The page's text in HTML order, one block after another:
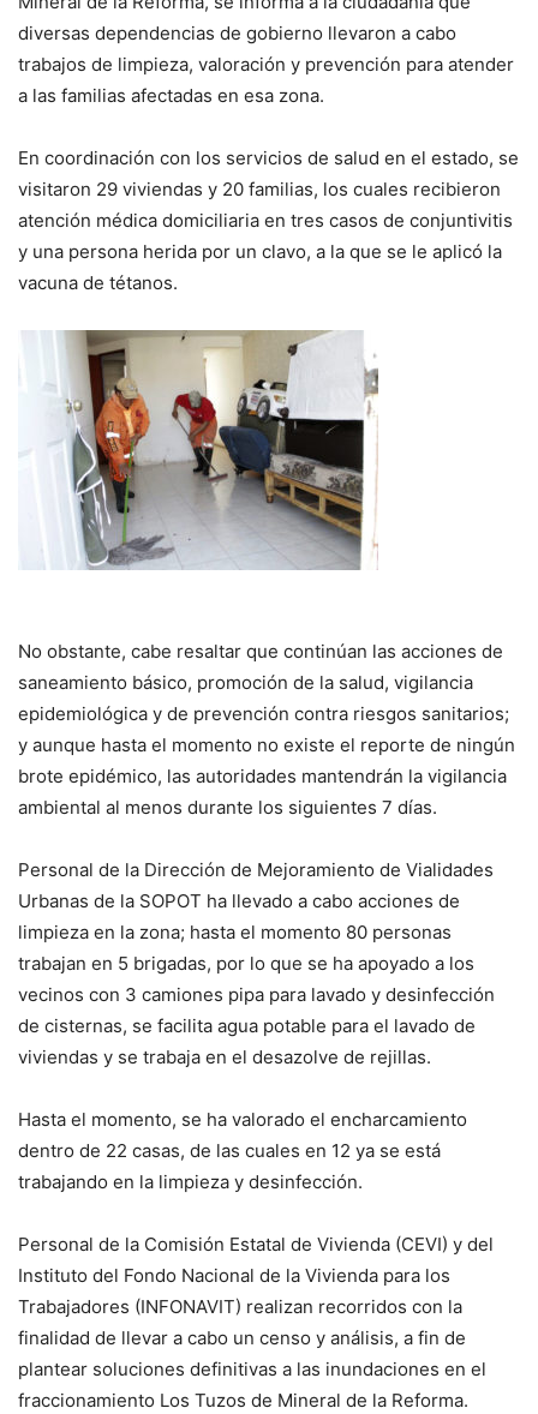
diversas dependencias de gobierno llevaron a cabo
trabajos de limpieza, valoración y prevención para atender
a las familias afectadas en esa zona.
En coordinación con los servicios de salud en el estado, se
visitaron 29 viviendas y 20 familias, los cuales recibieron
atención médica domiciliaria en tres casos de conjuntivitis
y una persona herida por un clavo, a la que se le aplicó la
vacuna de tétanos.
No obstante, cabe resaltar que continúan las acciones de
saneamiento básico, promoción de la salud, vigilancia
epidemiológica y de prevención contra riesgos sanitarios;
y aunque hasta el momento no existe el reporte de ningún
brote epidémico, las autoridades mantendrán la vigilancia
ambiental al menos durante los siguientes 7 días.
Personal de la Dirección de Mejoramiento de Vialidades
Urbanas de la SOPOT ha llevado a cabo acciones de
limpieza en la zona; hasta el momento 80 personas
trabajan en 5 brigadas, por lo que se ha apoyado a los
vecinos con 3 camiones pipa para lavado y desinfección
de cisternas, se facilita agua potable para el lavado de
viviendas y se trabaja en el desazolve de rejillas.
Hasta el momento, se ha valorado el encharcamiento
dentro de 22 casas, de las cuales en 12 ya se está
trabajando en la limpieza y desinfección.
Personal de la Comisión Estatal de Vivienda (CEVI) y del
Instituto del Fondo Nacional de la Vivienda para los
Trabajadores (INFONAVIT) realizan recorridos con la
finalidad de llevar a cabo un censo y análisis, a fin de
plantear soluciones definitivas a las inundaciones en el
fraccionamiento Los Tuzos de Mineral de la Reforma.